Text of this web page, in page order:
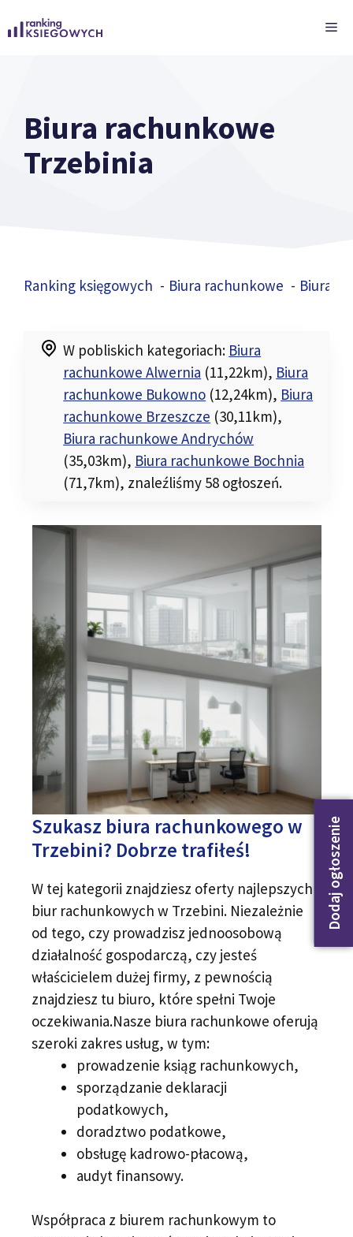
do
Biura rachunkowe
Trzebinia
Ranking księgowych Biura rachunkowe Biura
Dodaj ogłoszenie
W pobliskich kategoriach: Biura
rachunkowe Alwernia (11,22km), Biura
rachunkowe Bukowno (12,24km), Biura
rachunkowe Brzeszcze (30,11km),
Biura rachunkowe Andrychów
(35,03km), Biura rachunkowe Bochnia
(71,7km), znaleźliśmy 58 ogłoszeń.
Szukasz biura rachunkowego w
Trzebini? Dobrze trafiłeś!
W tej kategorii znajdziesz oferty najlepszych
biur rachunkowych w Trzebini. Niezależnie
od tego, czy prowadzisz jednoosobową
działalność gospodarczą, czy jesteś
właścicielem dużej firmy, z pewnością
znajdziesz tu biuro, które spełni Twoje
oczekiwania.Nasze biura rachunkowe oferują
szeroki zakres usług, w tym:
prowadzenie ksiąg rachunkowych,
sporządzanie deklaracji
podatkowych,
doradztwo podatkowe,
obsługę kadrowo-płacową,
audyt finansowy.
Współpraca z biurem rachunkowym to